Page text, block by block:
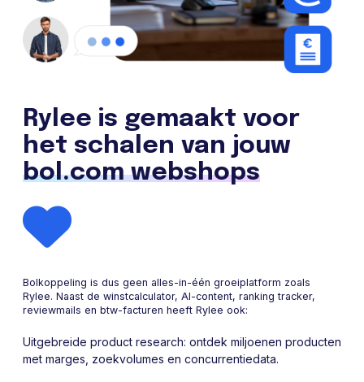
Rylee is gemaakt voor
het schalen van jouw
bol.com webshops
Bolkoppeling is dus geen alles-in-één groeiplatform zoals
Rylee. Naast de winstcalculator, AI-content, ranking tracker,
reviewmails en btw-facturen heeft Rylee ook:
Uitgebreide product research: ontdek miljoenen producten
met marges, zoekvolumes en concurrentiedata.